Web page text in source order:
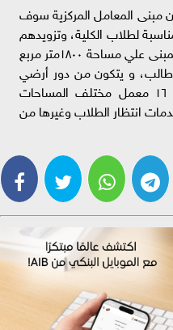
مبنى المعامل المركزية سوف
لطلاب الكلية، وتزويدهم
بالمهارات اللازمة، حيث تم إنشاء المبنى علي مساحة ١٨٠٠متر مربع
داخل الحرم الجامعي، ويسع ١٠٠٠ طالب، و يتكون من دور أرضي
وخمس أدوار علوية، تحتوي علي ١٦ معمل مختلف المساحات
انتظار الطلاب وغيرها من